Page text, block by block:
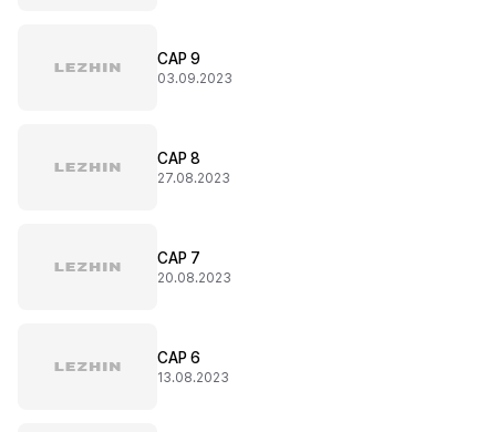
CAP 9
03.09.2023
CAP 8
27.08.2023
CAP 7
20.08.2023
CAP 6
13.08.2023